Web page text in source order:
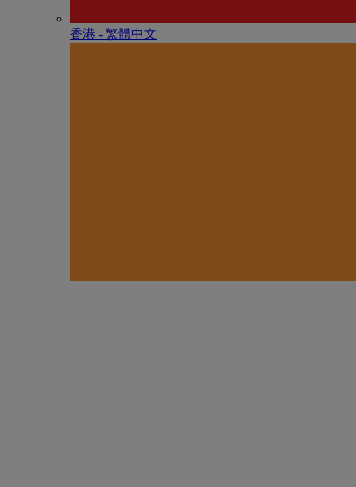
香港 - 繁體中文